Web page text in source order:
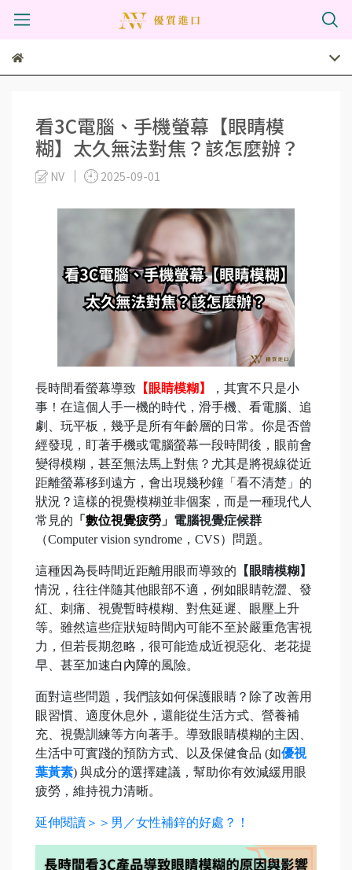
看3C電腦、手機螢幕【眼睛模
糊】太久無法對焦？該怎麼辦？
NV 2025-09-01
長時間看螢幕導致 【眼睛模糊】
，其實不只是小
事！在這個人手一機的時代，滑手機、看電腦、追
劇、玩平板，幾乎是所有年齡層的日常。你是否曾
經發現，盯著手機或電腦螢幕一段時間後，眼前會
變得模糊，甚至無法馬上對焦？尤其是將視線從近
距離螢幕移到遠方，會出現幾秒鐘「看不清楚」的
狀況？這樣的視覺模糊並非個案，而是一種現代人
常見的 「 數位視覺疲勞 」電腦視覺症候群
（Computer vision syndrome，CVS）問題。
這種因為長時間近距離用眼而導致的 【眼睛模糊】
情況，往往伴隨其他眼部不適，例如眼睛乾澀、發
紅、刺痛、視覺暫時模糊、對焦延遲、眼壓上升
等。雖然這些症狀短時間內可能不至於嚴重危害視
力，但若長期忽略，很可能造成近視惡化、老花提
早、甚至加速白內障的風險。
面對這些問題，我們該如何保護眼睛？除了改善用
眼習慣、適度休息外，還能從生活方式、營養補
充、視覺訓練等方向著手。導致眼睛模糊的主因、
生活中可實踐的預防方式、以及保健食品 (如優視
葉黃素) 與成分的選擇建議，幫助你有效減緩用眼
疲勞，維持視力清晰。
延伸閱讀＞＞男／女性補鋅的好處？！